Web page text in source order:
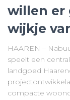
willen er
wijkje
HAAREN –
speelt een
landgoed
compacte